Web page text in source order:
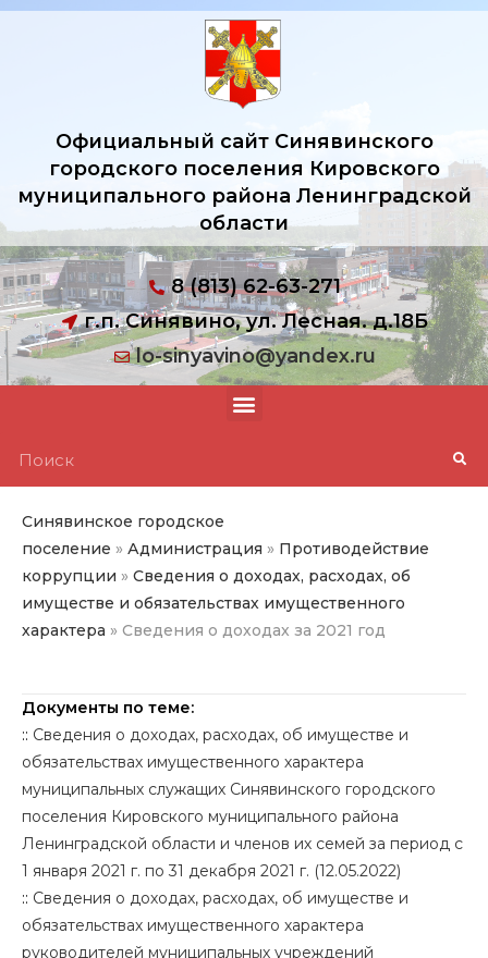
Официальный сайт Синявинского
городского поселения Кировского
муниципального района Ленинградской
области
8 (813) 62-63-271
г.п. Синявино, ул. Лесная. д.18Б
lo-sinyavino@yandex.ru
Синявинское городское
поселение » Администрация » Противодействие
коррупции » Сведения о доходах, расходах, об
имуществе и обязательствах имущественного
характера » Сведения о доходах за 2021 год
Документы по теме:
:: Сведения о доходах, расходах, об имуществе и
обязательствах имущественного характера
муниципальных служащих Синявинского городского
поселения Кировского муниципального района
Ленинградской области и членов их семей за период с
1 января 2021 г. по 31 декабря 2021 г. (12.05.2022)
:: Сведения о доходах, расходах, об имуществе и
обязательствах имущественного характера
руководителей муниципальных учреждений